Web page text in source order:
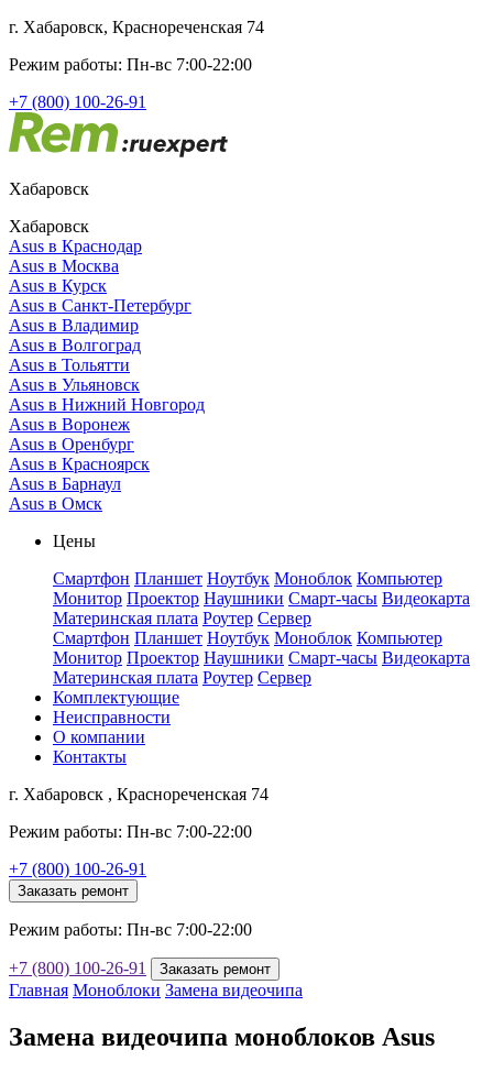
г. Хабаровск, Краснореченская 74
Режим работы: Пн-вс 7:00-22:00
+7 (800) 100-26-91
Хабаровск
Хабаровск
Asus в Краснодар
Asus в Москва
Asus в Курск
Asus в Санкт-Петербург
Asus в Владимир
Asus в Волгоград
Asus в Тольятти
Asus в Ульяновск
Asus в Нижний Новгород
Asus в Воронеж
Asus в Оренбург
Asus в Красноярск
Asus в Барнаул
Asus в Омск
Цены
Смартфон Планшет Ноутбук Моноблок Компьютер
Монитор Проектор Наушники Смарт-часы Видеокарта
Материнская плата Роутер Сервер
Смартфон Планшет Ноутбук Моноблок Компьютер
Монитор Проектор Наушники Смарт-часы Видеокарта
Материнская плата Роутер Сервер
Комплектующие
Неисправности
О компании
Контакты
г. Хабаровск , Краснореченская 74
Режим работы: Пн-вс 7:00-22:00
+7 (800) 100-26-91
Заказать ремонт
Режим работы: Пн-вс 7:00-22:00
+7 (800) 100-26-91 Заказать ремонт
Главная Моноблоки Замена видеочипа
Замена видеочипа моноблоков Asus